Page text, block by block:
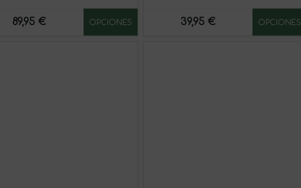
89,95 € OPCIONES 39,95 € OPCIONES